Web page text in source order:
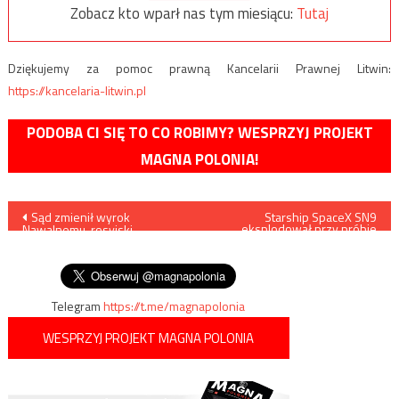
Zobacz kto wparł nas tym miesiącu: Tutaj
Dziękujemy za pomoc prawną Kancelarii Prawnej Litwin:
https://kancelaria-litwin.pl
PODOBA CI SIĘ TO CO ROBIMY? WESPRZYJ PROJEKT
MAGNA POLONIA!
Nawigacja
wpisu
Sąd zmienił wyrok
Nawalnemu, rosyjski
Starship SpaceX SN9
eksplodował przy próbie
Telegramhttps://t.me/magnapolonia
WESPRZYJ PROJEKT MAGNA POLONIA